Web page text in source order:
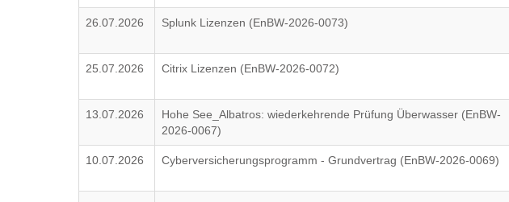
26.07.2026 Splunk Lizenzen (EnBW-2026-0073)
25.07.2026 Citrix Lizenzen (EnBW-2026-0072)
13.07.2026
Hohe See_Albatros: wiederkehrende Prüfung Überwasser (EnBW-
2026-0067)
10.07.2026 Cyberversicherungsprogramm - Grundvertrag (EnBW-2026-0069)